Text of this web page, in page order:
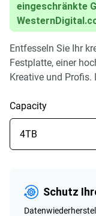
eingeschränkte
Entfesseln Sie Ihr
Festplatte, einer
Kreative und Profis.
Capacity
Schutz